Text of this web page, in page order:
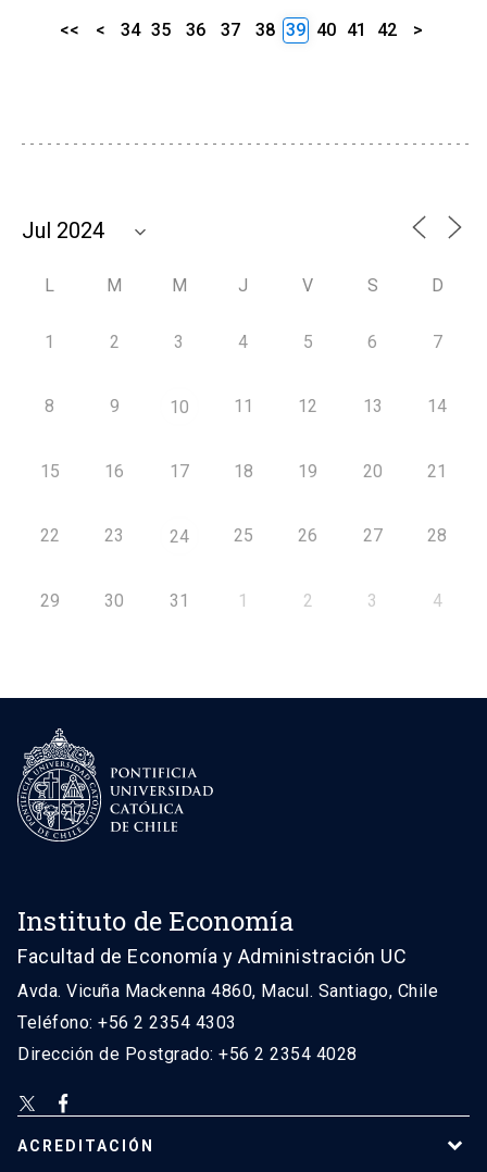
<< < 34 35 36 37 38 39 40 41 42 >
L M M J V S D
1 2 3 4 5 6 7
8 9 10 11 12 13 14
15 16 17 18 19 20 21
22 23 24 25 26 27 28
29 30 31 1 2 3 4
Instituto de Economía
Facultad de Economía y Administración UC
Avda. Vicuña Mackenna 4860, Macul. Santiago, Chile
Teléfono: +56 2 2354 4303
Dirección de Postgrado: +56 2 2354 4028
ACREDITACIÓN